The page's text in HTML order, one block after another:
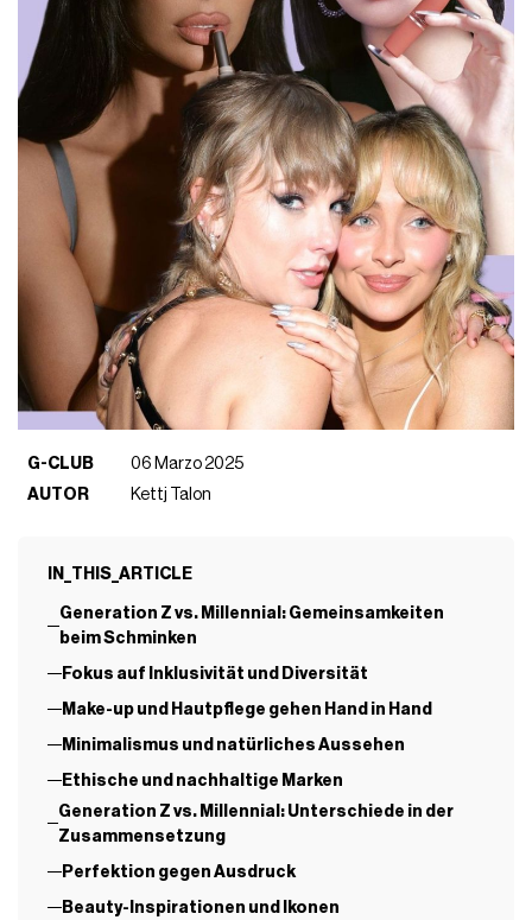
G-CLUB
06 Marzo 2025
AUTOR
Kettj Talon
IN_THIS_ARTICLE
Generation Z vs. Millennial: Gemeinsamkeiten
beim Schminken
Fokus auf Inklusivität und Diversität
Make-up und Hautpflege gehen Hand in Hand
Minimalismus und natürliches Aussehen
Ethische und nachhaltige Marken
Generation Z vs. Millennial: Unterschiede in der
Zusammensetzung
Perfektion gegen Ausdruck
Beauty-Inspirationen und Ikonen